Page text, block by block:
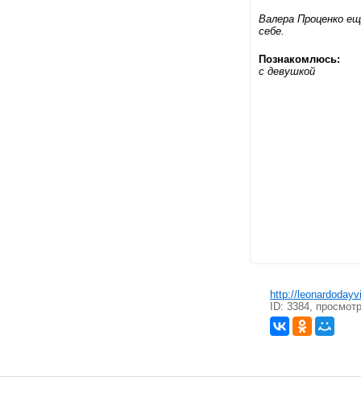
Валера Проценко
себе.
Познакомлюсь:
с девушкой
http://
ID: 3384,